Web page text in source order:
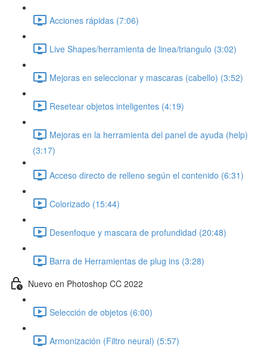
Acciones rápidas (7:06)
Live Shapes/herramienta de linea/triangulo (3:02)
Mejoras en seleccionar y mascaras (cabello) (3:52)
Resetear objetos inteligentes (4:19)
Mejoras en la herramienta del panel de ayuda (help)
(3:17)
Acceso directo de relleno según el contenido (6:31)
Colorizado (15:44)
Desenfoque y mascara de profundidad (20:48)
Barra de Herramientas de plug ins (3:28)
Nuevo en Photoshop CC 2022
Selección de objetos (6:00)
Armonización (Filtro neural) (5:57)